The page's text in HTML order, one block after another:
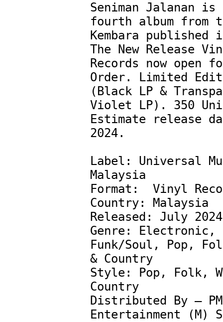
Seniman Jalanan is
fourth album from
Kembara published
The New Release
Records now open
Order. Limited
(Black LP &
Violet LP). 350
Estimate release
2024.
Label: Universal
Malaysia
Format:  Vinyl
Country: Malaysia
Released: July 2024
Genre: Electronic,
Funk/Soul, Pop,
& Country
Style: Pop, Folk,
Country
Distributed By –
Entertainment (M)